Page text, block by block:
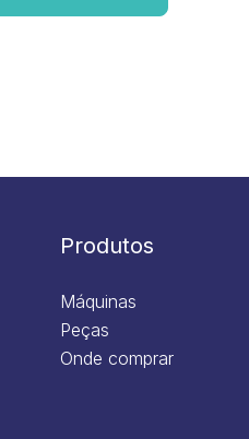
Produtos
Máquinas
Peças
Onde comprar